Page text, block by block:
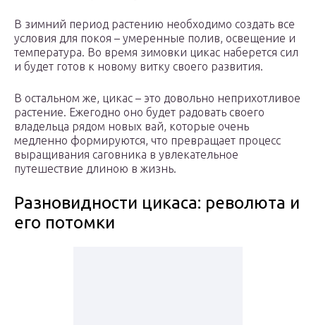
В зимний период растению необходимо создать все
условия для покоя – умеренные полив, освещение и
температура. Во время зимовки цикас наберется сил
и будет готов к новому витку своего развития.
В остальном же, цикас – это довольно неприхотливое
растение. Ежегодно оно будет радовать своего
владельца рядом новых вай, которые очень
медленно формируются, что превращает процесс
выращивания саговника в увлекательное
путешествие длиною в жизнь.
Разновидности цикаса: революта и
его потомки